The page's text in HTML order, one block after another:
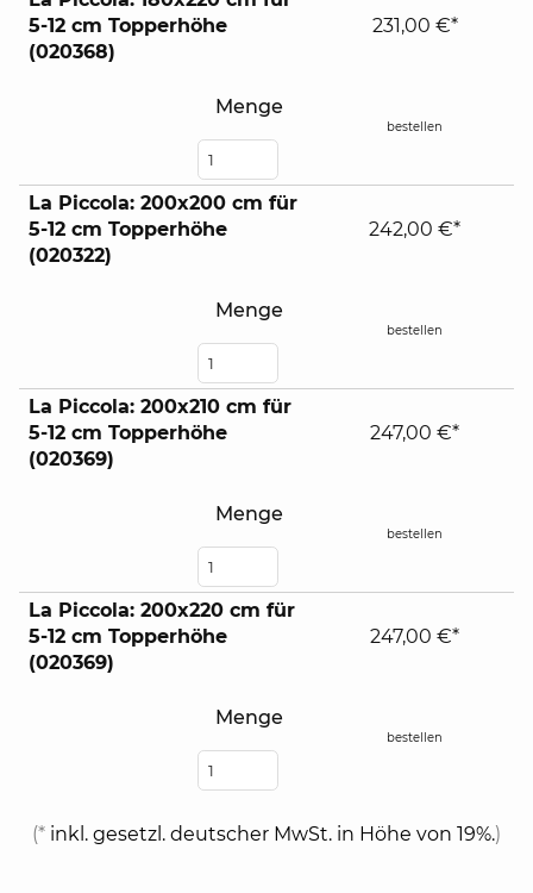
5-12 cm Topperhöhe
(020368)
Menge
231,00 €*
bestellen
La Piccola: 200x200 cm für
5-12 cm Topperhöhe
(020322)
Menge
242,00 €*
bestellen
La Piccola: 200x210 cm für
5-12 cm Topperhöhe
(020369)
Menge
247,00 €*
bestellen
La Piccola: 200x220 cm für
5-12 cm Topperhöhe
(020369)
Menge
247,00 €*
bestellen
(* inkl. gesetzl. deutscher MwSt. in Höhe von 19%.)